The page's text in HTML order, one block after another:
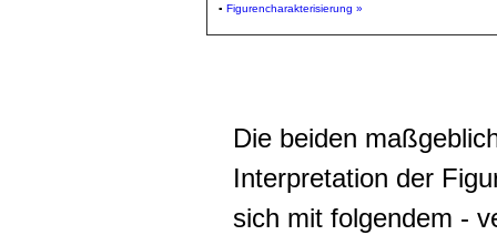
▪ Figurencharakterisierung »
Die beiden
Interpretation der
sich mit folgendem -